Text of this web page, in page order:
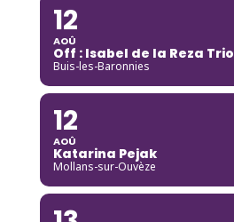
12
AOÛ
Off : Isabel de la Reza Trio
Buis-les-Baronnies
12
AOÛ
Katarina Pejak
Mollans-sur-Ouvèze